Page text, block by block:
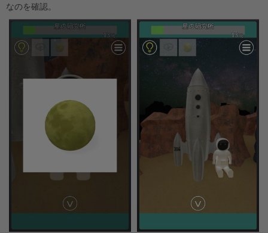
なのを確認。